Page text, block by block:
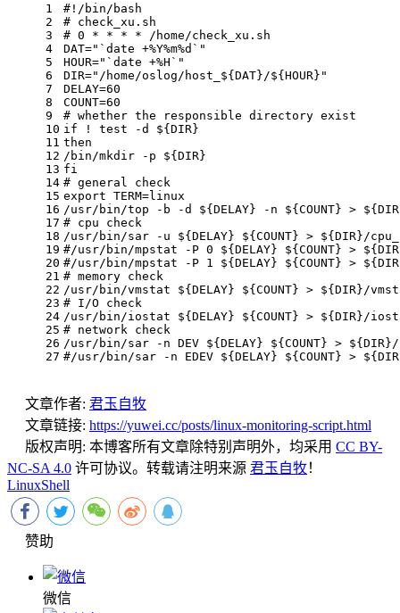
1
2
3
4
5
6
7
8
9
10
11
12
13
14
15
16
17
18
19
20
21
22
23
24
25
26
27
#!/bin/bash
# check_xu.sh
# 0 * * * * /home/check_xu.sh
DAT="`date +%Y%m%d`"
HOUR="`date +%H`"
DIR="/home/oslog/host_ ${DAT} /${HOUR} "
DELAY=60
COUNT=60
# whether the responsible directory exist
if ! test -d ${DIR}
then
/bin/mkdir -p ${DIR}
fi
# general check
export TERM=linux
/usr/bin/top -b -d ${DELAY} -n ${COUNT} >
# cpu check
/usr/bin/sar -u ${DELAY} ${COUNT} > ${DIR} /cpu_
#/usr/bin/mpstat -P 0 ${DELAY} ${COUNT} >
#/usr/bin/mpstat -P 1 ${DELAY} ${COUNT} >
# memory check
/usr/bin/vmstat ${DELAY} ${COUNT} > ${DIR} /
# I/O check
/usr/bin/iostat ${DELAY} ${COUNT} > ${DIR} /
# network check
/usr/bin/sar -n DEV ${DELAY} ${COUNT} > ${DIR} /
#/usr/bin/sar -n EDEV ${DELAY} ${COUNT} >
文章作者: 君玉自牧
文章链接: https://yuwei.cc/posts/linux-monitoring-script.html
版权声明: 本博客所有文章除特别声明外，均采用 CC BY-
NC-SA 4.0 许可协议。转载请注明来源 君玉自牧！
LinuxShell
赞助
微信